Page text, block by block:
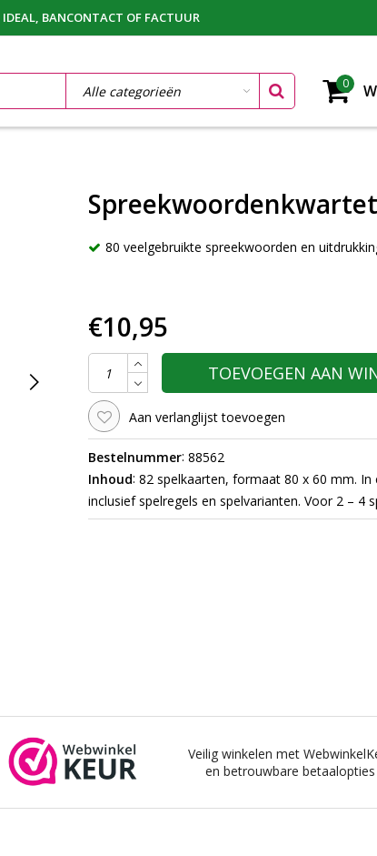
BANCONTACT OF FACTUUR
0
80 veelgebruikte spreekwoorden en
€10,95
TOEVOEGEN AAN
Aan verlanglijst toevoegen
Bestelnummer: 88562
Inhoud: 82 spelkaarten, formaat 80 x 60 mm.
inclusief spelregels en spelvarianten. Voor 2 – 4
Veilig winkelen met
en betrouwbare betaalopties